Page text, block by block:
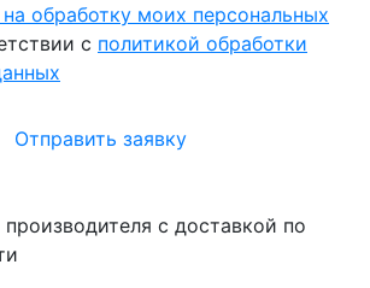
на обработку моих персональных
с политикой обработки
Отправить заявку
с доставкой по